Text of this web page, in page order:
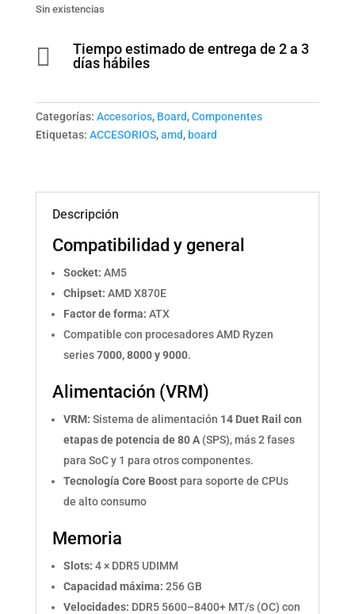
Sin existencias

Tiempo estimado de entrega de 2 a 3
días hábiles
Categorías: Accesorios, Board,Componentes
Etiquetas: ACCESORIOS,amd, board
Descripción
Compatibilidad y general
Socket: AM5
Chipset: AMD X870E
Factor de forma: ATX
Compatible con procesadores AMD Ryzen
series7000, 8000 y 9000.
Alimentación (VRM)
VRM: Sistema de alimentación 14 Duet Rail con
etapas de potencia de 80 A(SPS), más 2 fases
para SoC y 1 para otros componentes.
Tecnología Core Boostpara soporte de CPUs
de alto consumo
Memoria
Slots: 4 × DDR5 UDIMM
Capacidad máxima: 256 GB
Velocidades: DDR5 5600–8400+ MT/s (OC) con